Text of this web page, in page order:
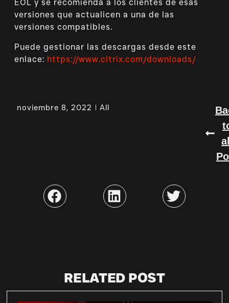
EOL y se recomienda a los clientes de esas
versiones que actualicen a una de las
versiones compatibles.
Puede gestionar las descargas desde este
enlace: https://www.citrix.com/downloads/
noviembre 8, 2022 All
RELATED POST